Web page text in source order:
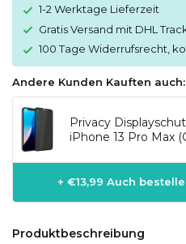
1-2 Werktage Lieferzeit
Gratis Versand mit DHL
100 Tage Widerrufsrecht,
Andere Kunden Kauften auch:
Privacy
iPhone 13 Pro Max
+ €13,99 Auch
Produktbeschreibung